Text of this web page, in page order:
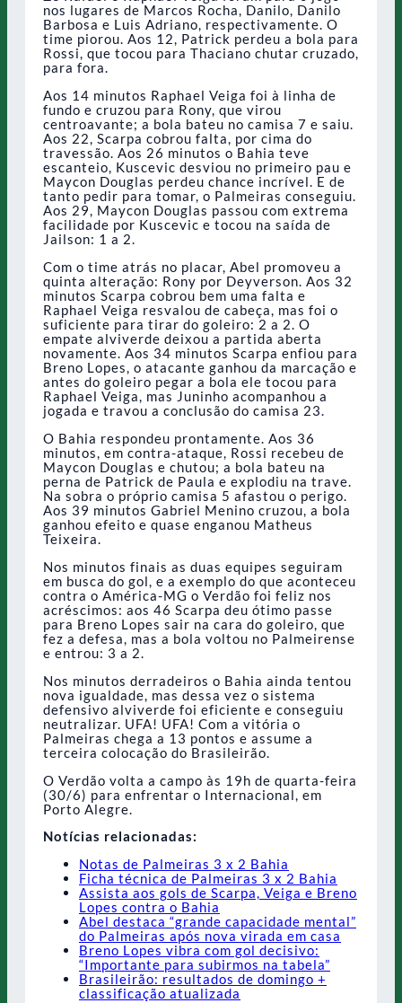
nos lugares de Marcos Rocha, Danilo, Danilo
Barbosa e Luis Adriano, respectivamente. O
time piorou. Aos 12, Patrick perdeu a bola para
Rossi, que tocou para Thaciano chutar cruzado,
para fora.
Aos 14 minutos Raphael Veiga foi à linha de
fundo e cruzou para Rony, que virou
centroavante; a bola bateu no camisa 7 e saiu.
Aos 22, Scarpa cobrou falta, por cima do
travessão. Aos 26 minutos o Bahia teve
escanteio, Kuscevic desviou no primeiro pau e
Maycon Douglas perdeu chance incrível. E de
tanto pedir para tomar, o Palmeiras conseguiu.
Aos 29, Maycon Douglas passou com extrema
facilidade por Kuscevic e tocou na saída de
Jailson: 1 a 2.
Com o time atrás no placar, Abel promoveu a
quinta alteração: Rony por Deyverson. Aos 32
minutos Scarpa cobrou bem uma falta e
Raphael Veiga resvalou de cabeça, mas foi o
suficiente para tirar do goleiro: 2 a 2. O
empate alviverde deixou a partida aberta
novamente. Aos 34 minutos Scarpa enfiou para
Breno Lopes, o atacante ganhou da marcação e
antes do goleiro pegar a bola ele tocou para
Raphael Veiga, mas Juninho acompanhou a
jogada e travou a conclusão do camisa 23.
O Bahia respondeu prontamente. Aos 36
minutos, em contra-ataque, Rossi recebeu de
Maycon Douglas e chutou; a bola bateu na
perna de Patrick de Paula e explodiu na trave.
Na sobra o próprio camisa 5 afastou o perigo.
Aos 39 minutos Gabriel Menino cruzou, a bola
ganhou efeito e quase enganou Matheus
Teixeira.
Nos minutos finais as duas equipes seguiram
em busca do gol, e a exemplo do que aconteceu
contra o América-MG o Verdão foi feliz nos
acréscimos: aos 46 Scarpa deu ótimo passe
para Breno Lopes sair na cara do goleiro, que
fez a defesa, mas a bola voltou no Palmeirense
e entrou: 3 a 2.
Nos minutos derradeiros o Bahia ainda tentou
nova igualdade, mas dessa vez o sistema
defensivo alviverde foi eficiente e conseguiu
neutralizar. UFA! UFA! Com a vitória o
Palmeiras chega a 13 pontos e assume a
terceira colocação do Brasileirão.
O Verdão volta a campo às 19h de quarta-feira
(30/6) para enfrentar o Internacional, em
Porto Alegre.
Notícias relacionadas:
Notas de Palmeiras 3 x 2 Bahia
Ficha técnica de Palmeiras 3 x 2 Bahia
Assista aos gols de Scarpa, Veiga e Breno
Lopes contra o Bahia
Abel destaca “grande capacidade mental”
do Palmeiras após nova virada em casa
Breno Lopes vibra com gol decisivo:
“Importante para subirmos na tabela”
Brasileirão: resultados de domingo +
classificação atualizada